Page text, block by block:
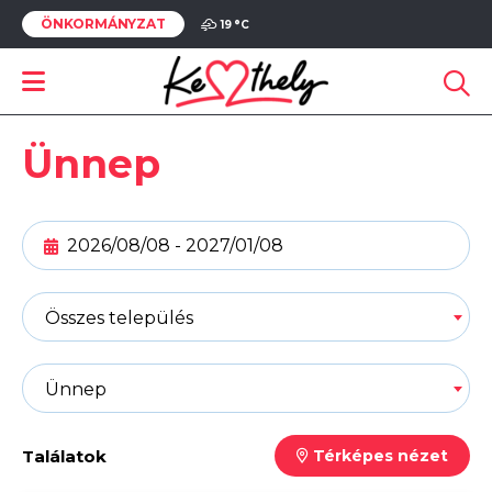
ÖNKORMÁNYZAT 19 °C
Ünnep
Összes település
Ünnep
Találatok Térképes nézet